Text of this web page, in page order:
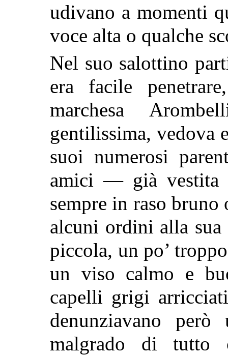
udivano a momenti
voce alta o qualche
Nel suo salottino
era facile
marchesa
gentilissima, vedova
suoi numerosi
amici — già vestita
sempre in raso
alcuni ordini alla sua
piccola, un po’
un viso calmo e
capelli grigi
denunziavano
malgrado di tutto